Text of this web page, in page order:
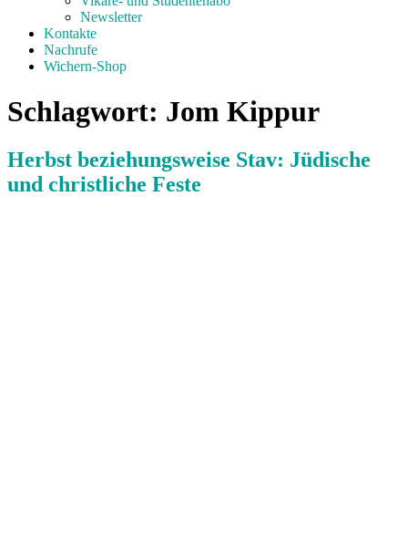
Newsletter
Kontakte
Nachrufe
Wichern-Shop
Schlagwort: Jom Kippur
Herbst beziehungsweise Stav: Jüdische
und christliche Feste